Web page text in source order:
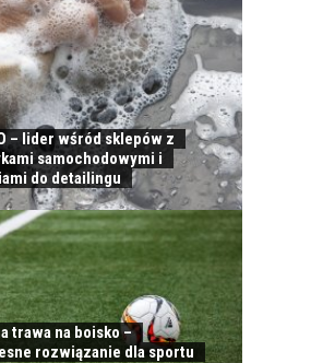
– lider wśród sklepów z
samochodowymi i
do detailingu
trawa na boisko –
rozwiązanie dla sportu